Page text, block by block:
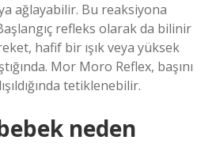
ağlayabilir. Bu reaksiyona
​​refleks olarak da bilinir
hafif bir ışık veya yüksek
Mor Moro Reflex, başını
tetiklenebilir.
neden